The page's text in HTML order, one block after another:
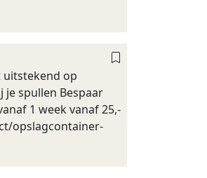
uitstekend op
spullen Bespaar
1 week vanaf 25,-
opslagcontainer-